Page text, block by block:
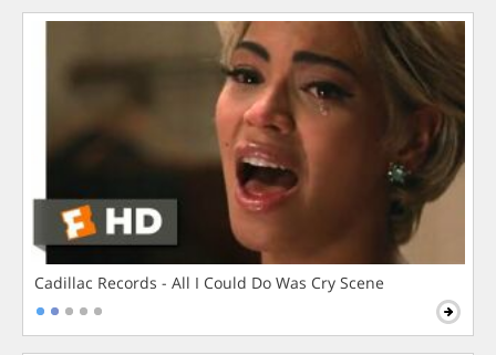
Cadillac Records - All I Could Do Was Cry Scene